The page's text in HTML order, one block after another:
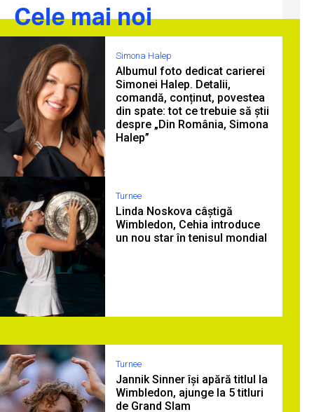
Cele mai noi
Simona Halep
Albumul foto dedicat carierei
Simonei Halep. Detalii,
comandă, conținut, povestea
din spate: tot ce trebuie să știi
despre „Din România, Simona
Halep”
Turnee
Linda Noskova câștigă
Wimbledon, Cehia introduce
un nou star în tenisul mondial
Turnee
Jannik Sinner își apără titlul la
Wimbledon, ajunge la 5 titluri
de Grand Slam